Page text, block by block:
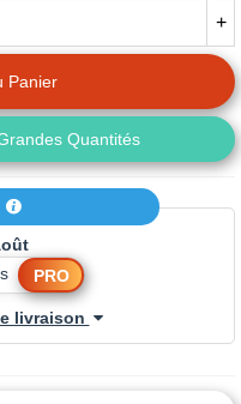
+
Panier
Quantités
PRO
livraison